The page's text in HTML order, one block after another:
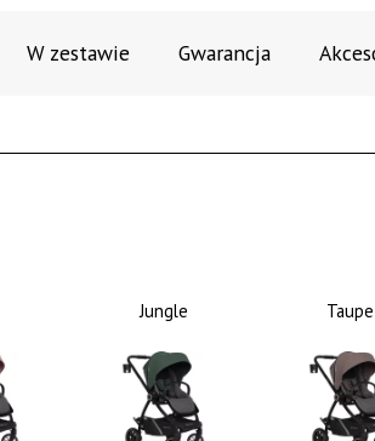
W zestawie Gwarancja
Jungle Taupe